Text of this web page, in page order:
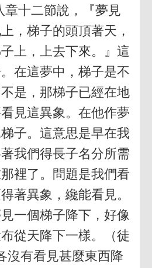
章十二節說，『夢見
，梯子的頭頂著天，
上，上去下來。』這
在這夢中，梯子是不
是，那梯子已經在地
看見這異象。在他作夢
子。這意思是早在我
我們得長子名分所需
裡了。問題是我們看
著異象，纔能看見。
一個梯子降下，好像
從天降下一樣。（徒
沒有看見甚麼東西降